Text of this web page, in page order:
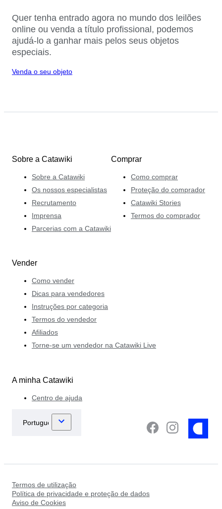
Quer tenha entrado agora no mundo dos leilões
online ou venda a título profissional, podemos
ajudá-lo a ganhar mais pelos seus objetos
especiais.
Venda o seu objeto
Sobre a Catawiki
Sobre a Catawiki
Os nossos especialistas
Recrutamento
Imprensa
Parcerias com a Catawiki
Comprar
Como comprar
Proteção do comprador
Catawiki Stories
Termos do comprador
Vender
Como vender
Dicas para vendedores
Instruções por categoria
Termos do vendedor
Afiliados
Torne-se um vendedor na Catawiki Live
A minha Catawiki
Centro de ajuda
Termos de utilização
Política de privacidade e proteção de dados
Aviso de Cookies